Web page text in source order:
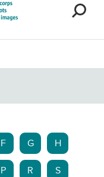
F G H
P R S